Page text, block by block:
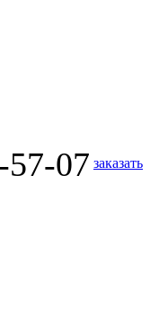
57-07 заказать